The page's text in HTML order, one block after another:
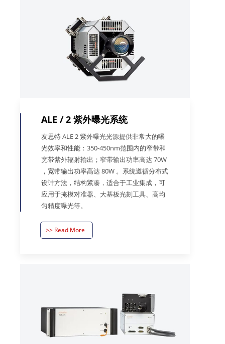
ALE / 2 紫外曝光系统
友思特 ALE 2 紫外曝光光源提供非常大的曝
光效率和性能：350-450nm范围内的窄带和
宽带紫外辐射输出；窄带输出功率高达 70W
，宽带输出功率高达 80W 。系统遵循分布式
设计方法，结构紧凑，适合于工业集成，可
应用于掩模对准器、大基板光刻工具、高均
匀精度曝光等。
>> Read More